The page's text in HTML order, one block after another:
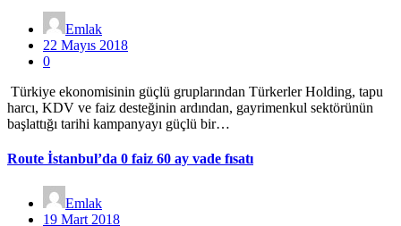
Emlak
22 Mayıs 2018
0
Türkiye ekonomisinin güçlü gruplarından Türkerler Holding, tapu
harcı, KDV ve faiz desteğinin ardından, gayrimenkul sektörünün
başlattığı tarihi kampanyayı güçlü bir…
Route İstanbul’da 0 faiz 60 ay vade fısatı
Emlak
19 Mart 2018